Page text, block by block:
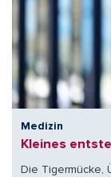
Medizin
Kleines
Die Tigermücke,